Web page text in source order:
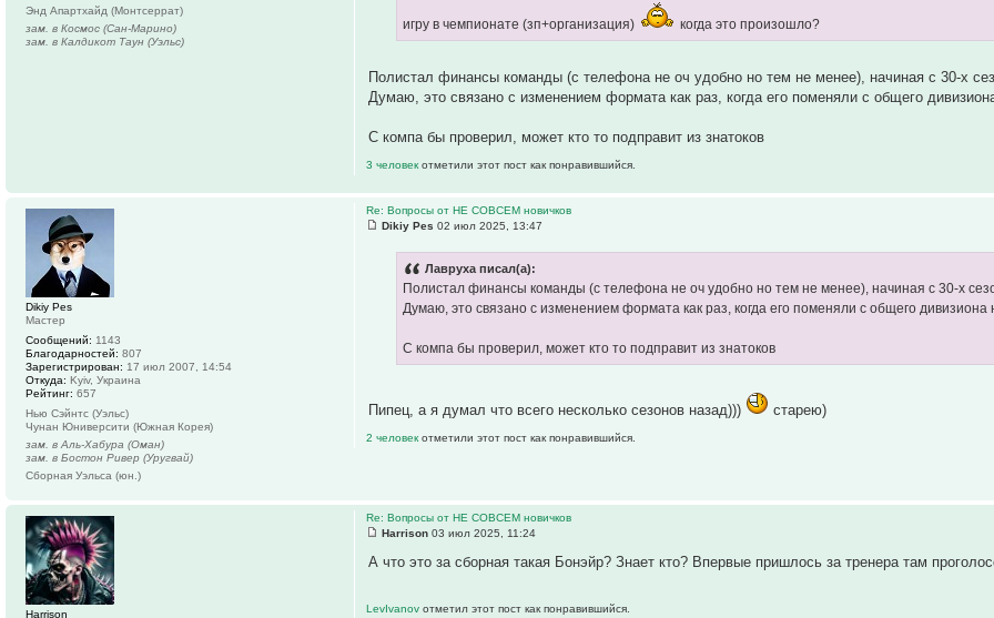
игру в чемпионате (зп+организация) когда это произошло?
Полистал финансы команды (с телефона не оч удобно но тем не менее), начиная с 30-х
Думаю, это связано с изменением формата как раз, когда его поменяли с общего
С компа бы проверил, может кто то подправит из знатоков
3 человекотметили этот пост как понравившийся.
Энд Апартхайд (Монтсеррат)
зам. в Космос (Сан-Марино)
зам. в Калдикот Таун (Уэльс)
Re: Вопросы от НЕ СОВСЕМ новичков
Dikiy Pes 02 июл 2025, 13:47
Лавруха писал(а):
Полистал финансы команды (с телефона не оч удобно но тем не менее), начиная с 30-х
Думаю, это связано с изменением формата как раз, когда его поменяли с общего дивизиона
С компа бы проверил, может кто то подправит из знатоков
Пипец, а я думал что всего несколько сезонов назад))) старею)
2 человекотметили этот пост как понравившийся.
Dikiy Pes
Мастер
Сообщений: 1143
Благодарностей: 807
Зарегистрирован: 17 июл 2007, 14:54
Откуда: Kyiv, Украина
Рейтинг: 657
Нью Сэйнтс (Уэльс)
Чунан Юниверсити (Южная Корея)
зам. в Аль-Хабура (Оман)
зам. в Бостон Ривер (Уругвай)
Сборная Уэльса (юн.)
Re: Вопросы от НЕ СОВСЕМ новичков
Harrison 03 июл 2025, 11:24
А что это за сборная такая Бонэйр? Знает кто? Впервые пришлось за тренера там
LevIvanovотметил этот пост как понравившийся.
Harrison